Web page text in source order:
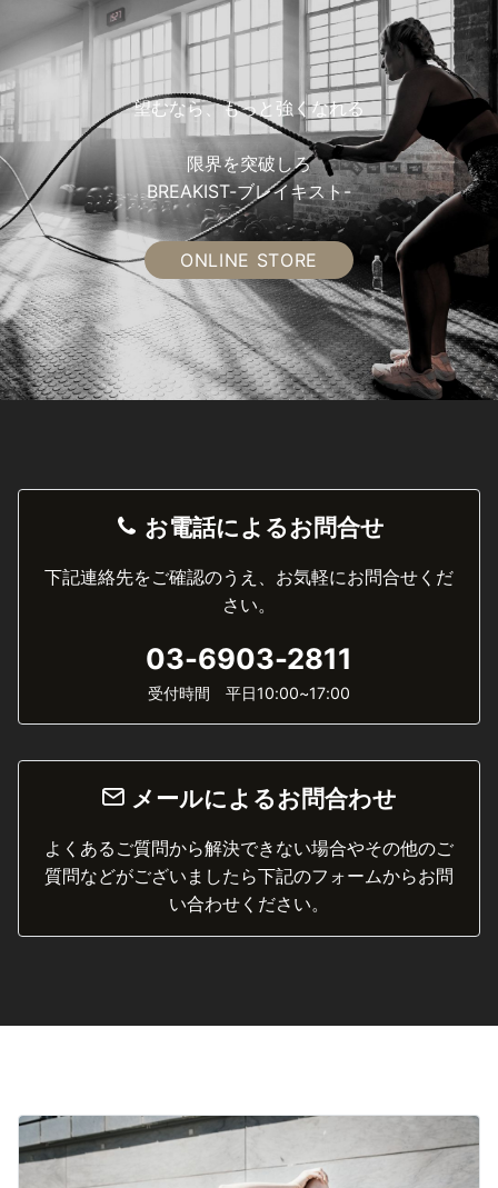
望むなら、もっと強くなれる
限界を突破しろ
BREAKIST-ブレイキスト-
ONLINE STORE
お電話によるお問合せ
下記連絡先をご確認のうえ、お気軽にお問合せくだ
さい。
03-6903-2811
受付時間 平日10:00~17:00
メールによるお問合わせ
よくあるご質問から解決できない場合やその他のご
質問などがございましたら下記のフォームからお問
い合わせください。